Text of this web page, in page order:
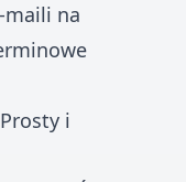
maili na
i